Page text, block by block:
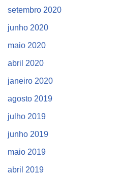
setembro 2020
junho 2020
maio 2020
abril 2020
janeiro 2020
agosto 2019
julho 2019
junho 2019
maio 2019
abril 2019